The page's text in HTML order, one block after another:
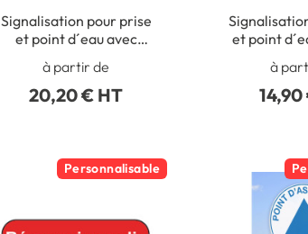
Signalisation pour prise
et point d´eau avec
Indications - STF 1615S
à partir de
20,20 € HT
et point
STF
à
Personnalisable